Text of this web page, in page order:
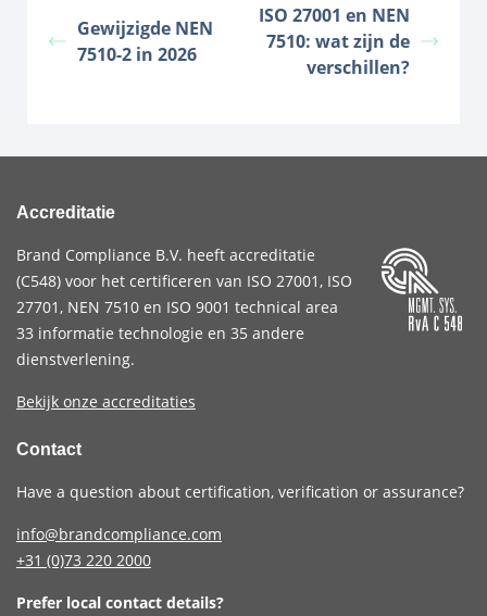
Gewijzigde NEN
7510-2 in 2026
ISO 27001 en NEN
7510: wat zijn de
verschillen?
Accreditatie
Brand Compliance B.V. heeft accreditatie
(C548) voor het certificeren van ISO 27001 , ISO
27701 , NEN 7510 en ISO 9001 technical area
33 informatie technologie en 35 andere
dienstverlening.
Bekijk onze accreditaties
Contact
Have a question about certification, verification or assurance?
info@brandcompliance.com
+31 (0)73 220 2000
Prefer local contact details?